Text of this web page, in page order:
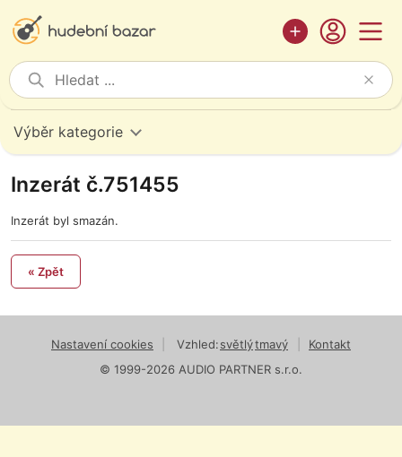
Výběr kategorie
Inzerát č.751455
Inzerát byl smazán.
« Zpět
Nastavení cookies Vzhled:světlýtmavý
Kontakt
© 1999-2026 AUDIO PARTNER s.r.o.